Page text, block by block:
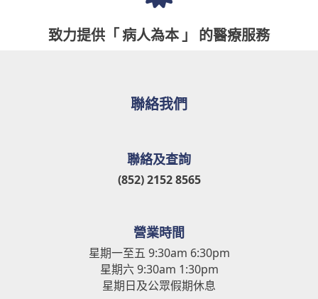
致力提供「 病人為本 」 的醫療服務
聯絡我們
聯絡及查詢
(852) 2152 8565
營業時間
星期一至五 9:30am 6:30pm
星期六 9:30am 1:30pm
星期日及公眾假期休息